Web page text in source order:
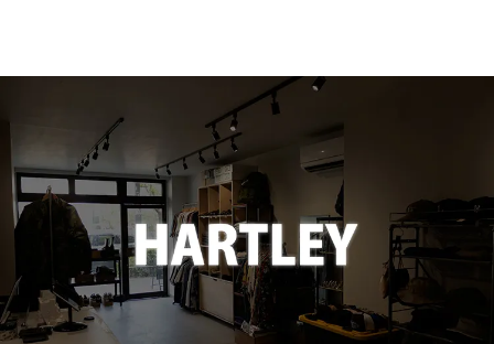
Cotton Expressions
DEHEN
DESCENTE